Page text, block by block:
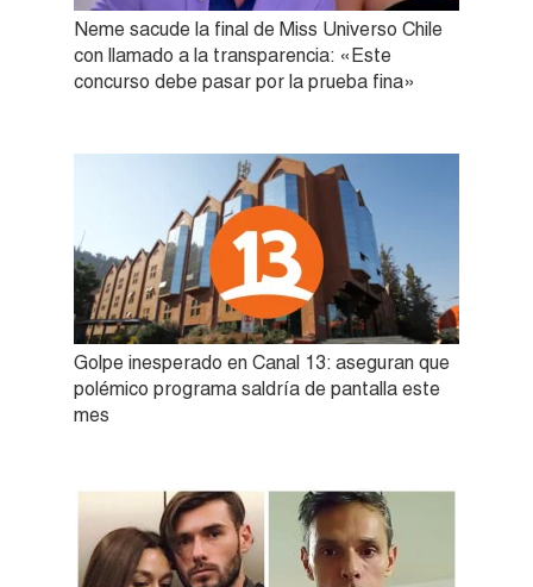
Neme sacude la final de Miss Universo Chile
con llamado a la transparencia: «Este
concurso debe pasar por la prueba fina»
Golpe inesperado en Canal 13: aseguran que
polémico programa saldría de pantalla este
mes